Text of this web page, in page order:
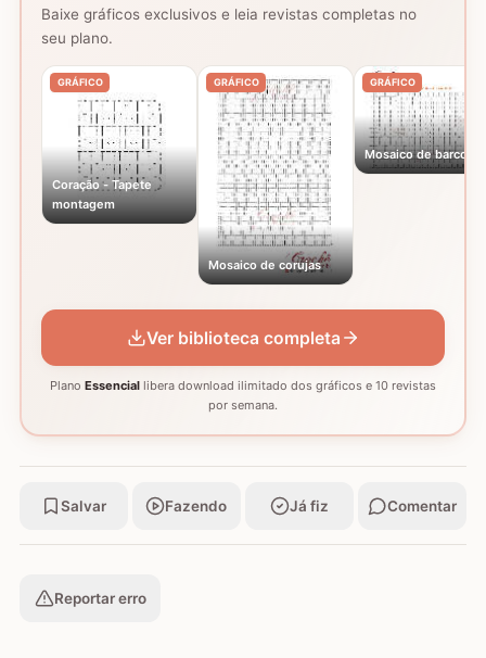
Baixe gráficos exclusivos e leia revistas completas no
seu plano.
GRÁFICO
Coração - Tapete
montagem
GRÁFICO
Mosaico de corujas
GRÁFICO
Mosaico de barcos
Ver biblioteca completa
Plano Essencial libera download ilimitado dos gráficos e 10 revistas
por semana.
Salvar Fazendo Já fiz Comentar
Reportar erro